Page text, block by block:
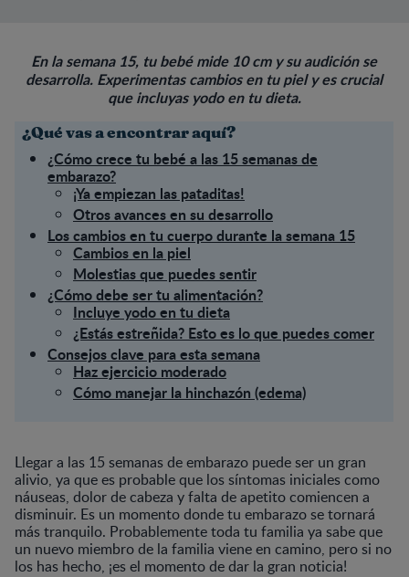
En la semana 15, tu bebé mide 10 cm y su audición se
desarrolla. Experimentas cambios en tu piel y es crucial
que incluyas yodo en tu dieta.
¿Qué vas a encontrar aquí?
¿Cómo crece tu bebé a las 15 semanas de
embarazo?
¡Ya empiezan las pataditas!
Otros avances en su desarrollo
Los cambios en tu cuerpo durante la semana 15
Cambios en la piel
Molestias que puedes sentir
¿Cómo debe ser tu alimentación?
Incluye yodo en tu dieta
¿Estás estreñida? Esto es lo que puedes comer
Consejos clave para esta semana
Haz ejercicio moderado
Cómo manejar la hinchazón (edema)
Llegar a las 15 semanas de embarazo puede ser un gran
alivio, ya que es probable que los síntomas iniciales como
náuseas, dolor de cabeza y falta de apetito comiencen a
disminuir. Es un momento donde tu embarazo se tornará
más tranquilo. Probablemente toda tu familia ya sabe que
un nuevo miembro de la familia viene en camino, pero si no
los has hecho, ¡es el momento de dar la gran noticia!